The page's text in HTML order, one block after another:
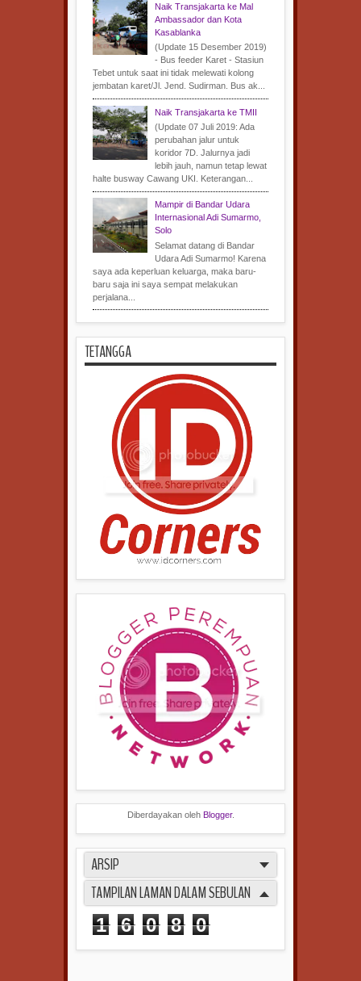
Naik Transjakarta ke Mal
Ambassador dan Kota
Kasablanka
(Update 15 Desember 2019)
- Bus feeder Karet - Stasiun
Tebet untuk saat ini tidak melewati kolong
jembatan karet/Jl. Jend. Sudirman. Bus ak...
Naik Transjakarta ke TMII
(Update 07 Juli 2019: Ada
perubahan jalur untuk
koridor 7D. Jalurnya jadi
lebih jauh, namun tetap lewat
halte busway Cawang UKI. Keterangan...
Mampir di Bandar Udara
Internasional Adi Sumarmo,
Solo
Selamat datang di Bandar
Udara Adi Sumarmo! Karena
saya ada keperluan keluarga, maka baru-
baru saja ini saya sempat melakukan
perjalana...
TETANGGA
Diberdayakan oleh Blogger.
ARSIP
TAMPILAN LAMAN DALAM SEBULAN
1
6 0 8 0